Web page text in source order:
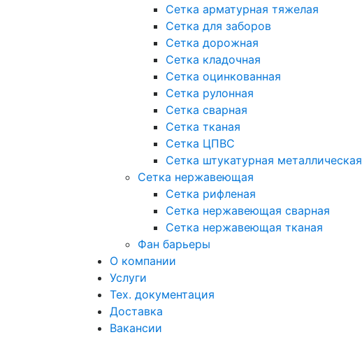
Сетка арматурная тяжелая
Сетка для заборов
Сетка дорожная
Сетка кладочная
Сетка оцинкованная
Сетка рулонная
Сетка сварная
Сетка тканая
Сетка ЦПВС
Сетка штукатурная металлическая
Сетка нержавеющая
Сетка рифленая
Сетка нержавеющая сварная
Сетка нержавеющая тканая
Фан барьеры
О компании
Услуги
Тех. документация
Доставка
Вакансии